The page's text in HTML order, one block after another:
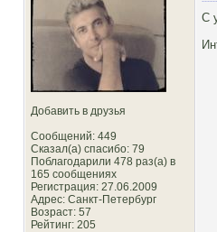
Добавить в друзья
Сообщений: 449
Сказал(а) спасибо: 79
Поблагодарили 478 раз(а) в
165 сообщениях
Регистрация: 27.06.2009
Адрес: Санкт-Петербург
Возраст: 57
Рейтинг: 205
С